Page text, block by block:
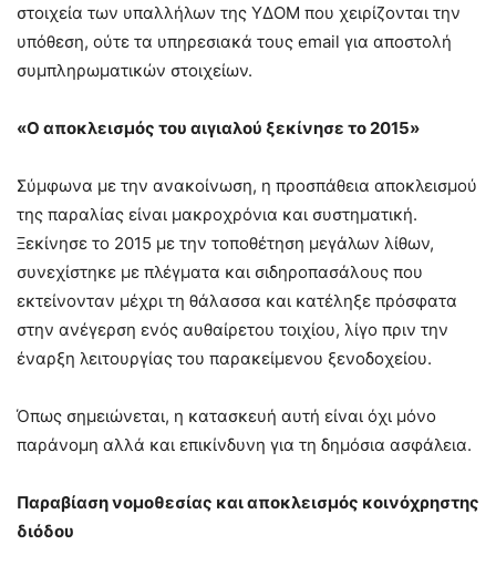
στοιχεία των υπαλλήλων της ΥΔΟΜ που χειρίζονται την
υπόθεση, ούτε τα υπηρεσιακά τους email για αποστολή
συμπληρωματικών στοιχείων.
«Ο αποκλεισμός του αιγιαλού ξεκίνησε το 2015»
Σύμφωνα με την ανακοίνωση, η προσπάθεια αποκλεισμού
της παραλίας είναι μακροχρόνια και συστηματική.
Ξεκίνησε το 2015 με την τοποθέτηση μεγάλων λίθων,
συνεχίστηκε με πλέγματα και σιδηροπασάλους που
εκτείνονταν μέχρι τη θάλασσα και κατέληξε πρόσφατα
στην ανέγερση ενός αυθαίρετου τοιχίου, λίγο πριν την
έναρξη λειτουργίας του παρακείμενου ξενοδοχείου.
Όπως σημειώνεται, η κατασκευή αυτή είναι όχι μόνο
παράνομη αλλά και επικίνδυνη για τη δημόσια ασφάλεια.
Παραβίαση νομοθεσίας και αποκλεισμός κοινόχρηστης
διόδου